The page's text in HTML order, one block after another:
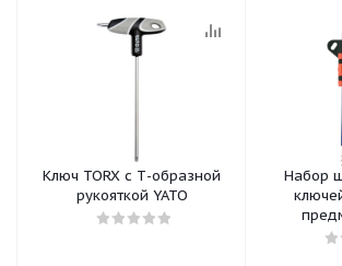
Ключ TORX с Т-образной
рукояткой YATO
Набор